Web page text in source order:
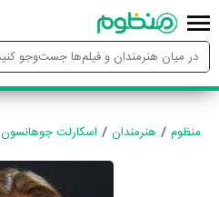
منظوم هنرمندان اسکارلت جوهانسون